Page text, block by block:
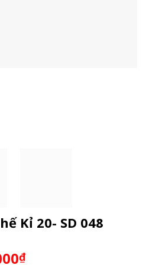
Kỉ 20- SD 048
₫